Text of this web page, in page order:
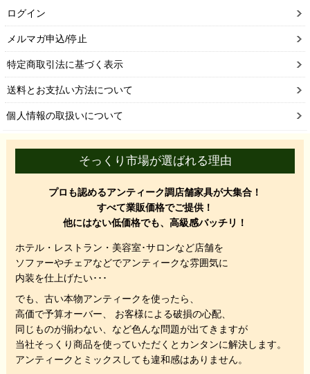
ログイン
メルマガ申込/停止
特定商取引法に基づく表示
送料とお支払い方法について
個人情報の取扱いについて
そっくり市場が選ばれる理由
プロも認めるアンティーク調店舗家具が大集合！
すべて業販価格でご提供！
他にはない低価格でも、高級感バッチリ！
ホテル・レストラン・美容室･サロンなど店舗を
ソファーやチェアなどでアンティークな雰囲気に
内装を仕上げたい･･･
でも、 古い本物アンティークを使ったら、
高価で予算オーバー、 お客様による破損の心配、
同じものが揃わない、 など色んな問題が出てきますが
当社そっくり商品を使っていただくと カンタンに解決します。
アンティークとミックスしても違和感はありません。